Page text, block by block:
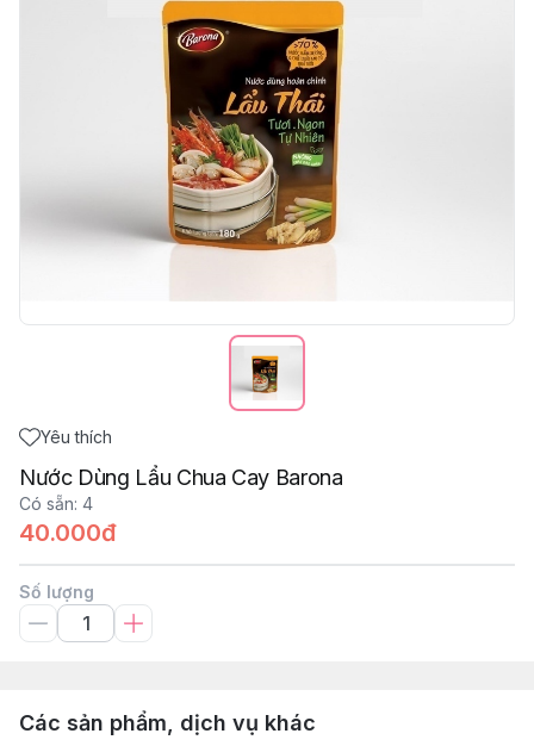
Yêu thích
Nước Dùng Lẩu Chua Cay Barona
Có sẵn: 4
40.000đ
Số lượng
Các sản phẩm, dịch vụ khác